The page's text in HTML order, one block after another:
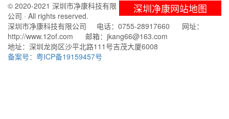
深圳净康网站地图
© 2020-2021 深圳市净康科技有限
公司 · All rights reserved.
深圳市净康科技有限公司 电话：0755-28917660 网址：
http://www.12of.com 邮箱：jkang66@163.com
地址：深圳龙岗区沙平北路111号吉茂大厦6008
备案号：粤ICP备19159457号